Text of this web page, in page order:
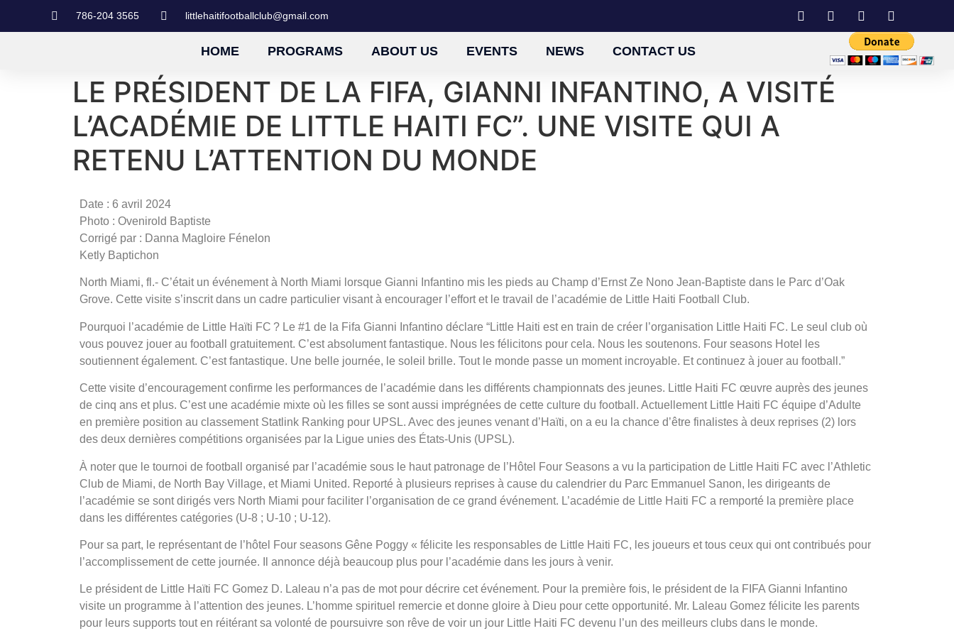
786-204 3565 littlehaitifootballclub@gmail.com
HOME PROGRAMS ABOUT US EVENTS NEWS CONTACT US
LE PRÉSIDENT DE LA FIFA, GIANNI INFANTINO, A VISITÉ
L’ACADÉMIE DE LITTLE HAITI FC”. UNE VISITE QUI A
RETENU L’ATTENTION DU MONDE
Date : 6 avril 2024
Photo : Ovenirold Baptiste
Corrigé par : Danna Magloire Fénelon
Ketly Baptichon
North Miami, fl.- C’était un événement à North Miami lorsque Gianni Infantino mis les pieds au Champ d’Ernst Ze Nono Jean-Baptiste dans le Parc d’Oak
Grove. Cette visite s’inscrit dans un cadre particulier visant à encourager l’effort et le travail de l’académie de Little Haiti Football Club.
Pourquoi l’académie de Little Haïti FC ? Le #1 de la Fifa Gianni Infantino déclare “Little Haiti est en train de créer l’organisation Little Haiti FC. Le seul club où
vous pouvez jouer au football gratuitement. C’est absolument fantastique. Nous les félicitons pour cela. Nous les soutenons. Four seasons Hotel les
soutiennent également. C’est fantastique. Une belle journée, le soleil brille. Tout le monde passe un moment incroyable. Et continuez à jouer au football.”
Cette visite d’encouragement confirme les performances de l’académie dans les différents championnats des jeunes. Little Haiti FC œuvre auprès des jeunes
de cinq ans et plus. C’est une académie mixte où les filles se sont aussi imprégnées de cette culture du football. Actuellement Little Haiti FC équipe d’Adulte
en première position au classement Statlink Ranking pour UPSL. Avec des jeunes venant d’Haïti, on a eu la chance d’être finalistes à deux reprises (2) lors
des deux dernières compétitions organisées par la Ligue unies des États-Unis (UPSL).
À noter que le tournoi de football organisé par l’académie sous le haut patronage de l’Hôtel Four Seasons a vu la participation de Little Haiti FC avec l’Athletic
Club de Miami, de North Bay Village, et Miami United. Reporté à plusieurs reprises à cause du calendrier du Parc Emmanuel Sanon, les dirigeants de
l’académie se sont dirigés vers North Miami pour faciliter l’organisation de ce grand événement. L’académie de Little Haiti FC a remporté la première place
dans les différentes catégories (U-8 ; U-10 ; U-12).
Pour sa part, le représentant de l’hôtel Four seasons Gêne Poggy « félicite les responsables de Little Haiti FC, les joueurs et tous ceux qui ont contribués pour
l’accomplissement de cette journée. Il annonce déjà beaucoup plus pour l’académie dans les jours à venir.
Le président de Little Haïti FC Gomez D. Laleau n’a pas de mot pour décrire cet événement. Pour la première fois, le président de la FIFA Gianni Infantino
visite un programme à l’attention des jeunes. L’homme spirituel remercie et donne gloire à Dieu pour cette opportunité. Mr. Laleau Gomez félicite les parents
pour leurs supports tout en réitérant sa volonté de poursuivre son rêve de voir un jour Little Haiti FC devenu l’un des meilleurs clubs dans le monde.